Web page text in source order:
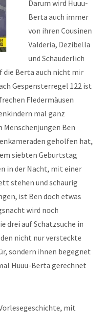
Darum wird Huuu-
Berta auch immer
von ihren Cousinen
Valderia, Dezibella
und Schauderlich
die Berta auch nicht mir
Gespensterregel 122 ist
Fledermäusen
mal ganz
Menschenjungen Ben
geholfen hat,
siebten Geburtstag
in der Nacht, mit einer
stehen und schaurig
ist Ben doch etwas
wird noch
drei auf Schatzsuche in
nicht nur versteckte
sondern ihnen begegnet
Huuu-Berta gerechnet
mit